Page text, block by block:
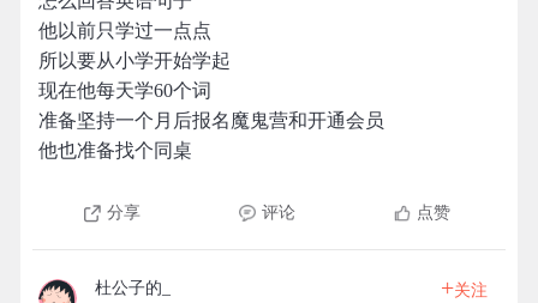
他以前只学过一点点
所以要从小学开始学起
现在他每天学60个词
准备坚持一个月后报名魔鬼营和开通会员
他也准备找个同桌
分享 评论 点赞
杜公子的_ +关注